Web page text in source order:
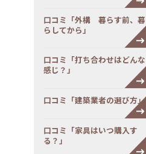
口コミ「外構 暮らす前、暮
らしてから」
口コミ「打ち合わせはどんな
感じ？」
口コミ「建築業者の選び方」
口コミ「家具はいつ購入す
る？」